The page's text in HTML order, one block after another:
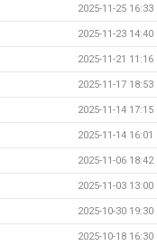
2025-11-25 16:33
2025-11-23 14:40
2025-11-21 11:16
2025-11-17 18:53
2025-11-14 17:15
2025-11-14 16:01
2025-11-06 18:42
2025-11-03 13:00
2025-10-30 19:30
2025-10-18 16:30